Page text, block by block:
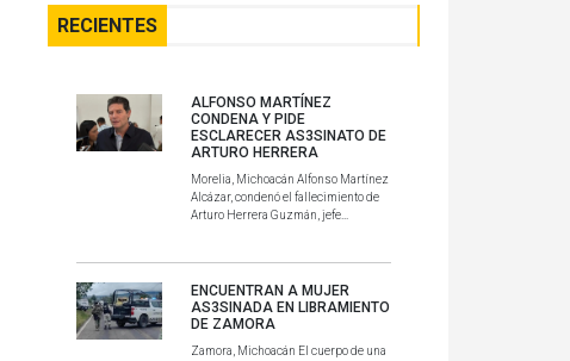
RECIENTES
ALFONSO MARTÍNEZ
CONDENA Y PIDE
ESCLARECER AS3SINATO DE
ARTURO HERRERA
Morelia, Michoacán Alfonso Martínez
Alcázar, condenó el fallecimiento de
Arturo Herrera Guzmán, jefe...
ENCUENTRAN A MUJER
AS3SINADA EN LIBRAMIENTO
DE ZAMORA
Zamora, Michoacán El cuerpo de una